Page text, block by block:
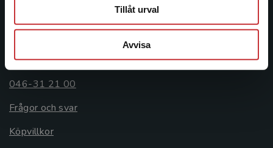
Tillåt urval
Avvisa
Kundservice
Kontakta kundservice
046-31 21 00
Frågor och svar
Köpvillkor